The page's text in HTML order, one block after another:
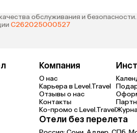
обслуживания и
С262025000527
Компания
О нас
Карьера в Level.Travel
Отзывы о нас
Контакты
Ко-промо с Level.Travel
Отели без перелета